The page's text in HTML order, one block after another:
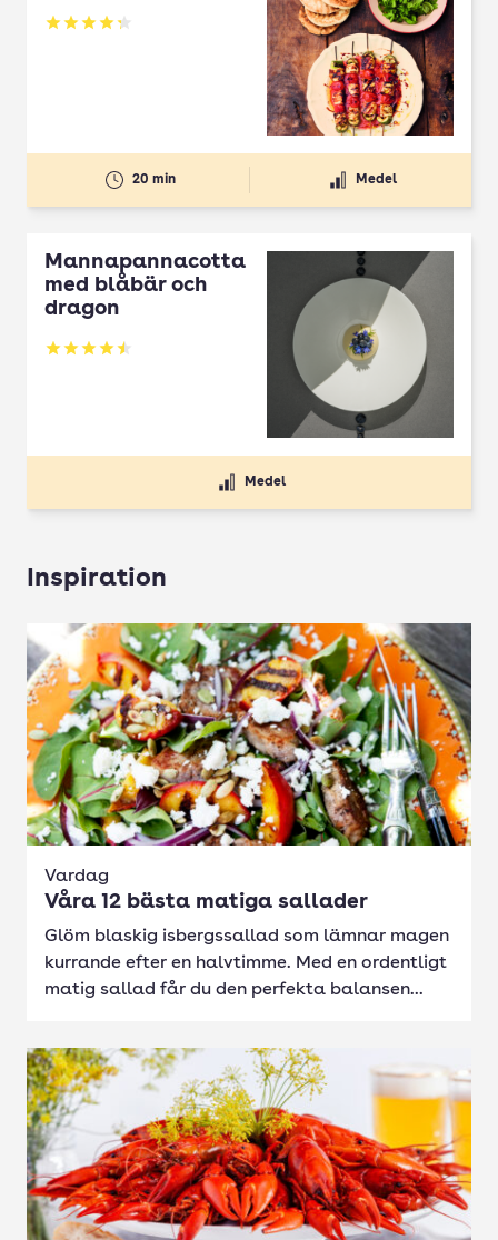
Betyg: 4.3 av 5
20 min Medel
Mannapannacotta
med blåbär och
dragon
Betyg: 4.5 av 5
Medel
Inspiration
Vardag
Våra 12 bästa matiga sallader
Glöm blaskig isbergssallad som lämnar magen
kurrande efter en halvtimme. Med en ordentligt
matig sallad får du den perfekta balansen...